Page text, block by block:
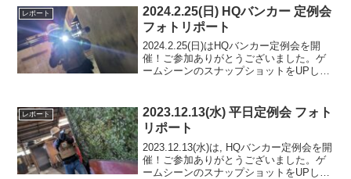
アルバムをみる
レポート
2024.2.25(日) HQバンカー 定例会
フォトリポート
2024.2.25(日)はHQバンカー定例会を開
催！ご参加ありがとうございました。ゲ
ームシーンのスナップショットをUPしま
フォトアルバムをみる
レポート
2023.12.13(水) 平日定例会 フォト
リポート
2023.12.13(水)は, HQバンカー定例会を開
催！ご参加ありがとうございました。ゲ
ームシーンのスナップショットをUPしま